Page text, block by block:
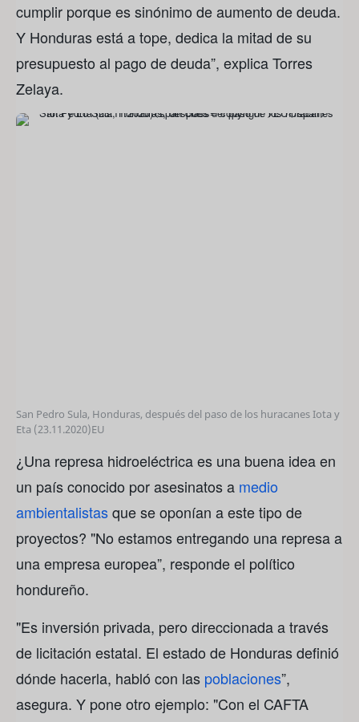
cumplir porque es sinónimo de aumento de deuda.
Y Honduras está a tope, dedica la mitad de su
presupuesto al pago de deuda”, explica Torres
Zelaya.
San Pedro Sula, Honduras, después del paso de los huracanes Iota y
Eta (23.11.2020)EU
¿Una represa hidroeléctrica es una buena idea en
un país conocido por asesinatos a medio
ambientalistasque se oponían a este tipo de
proyectos? "No estamos entregando una represa a
una empresa europea”, responde el político
hondureño.
"Es inversión privada, pero direccionada a través
de licitación estatal. El estado de Honduras definió
dónde hacerla, habló con las poblaciones”,
asegura. Y pone otro ejemplo: "Con el CAFTA